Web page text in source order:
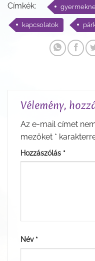
Címkék:
kapcsolatok
Vélemény,
Az e-mail címet
mezőket *
Hozzászólás *
Név *